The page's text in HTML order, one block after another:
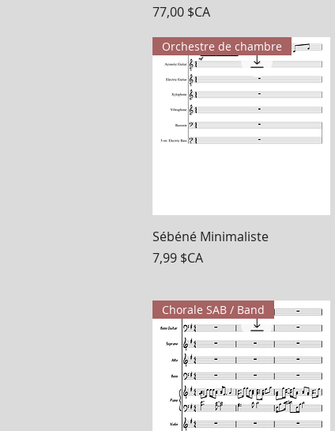
Prix
77,00 $CA
Aperçu rapide
Orchestre de chambre
Sébéné Minimaliste
Prix
7,99 $CA
Chorale SAB / Band